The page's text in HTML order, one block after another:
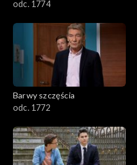
odc. 1774
Barwy szczęścia
odc. 1772